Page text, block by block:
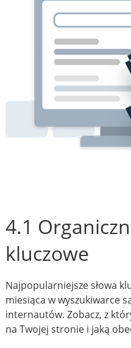
4.1
kluczowe
Najpopularniejsze słowa
miesiąca w wyszukiwarce
internautów. Zobacz, z
na Twojej stronie i jaką